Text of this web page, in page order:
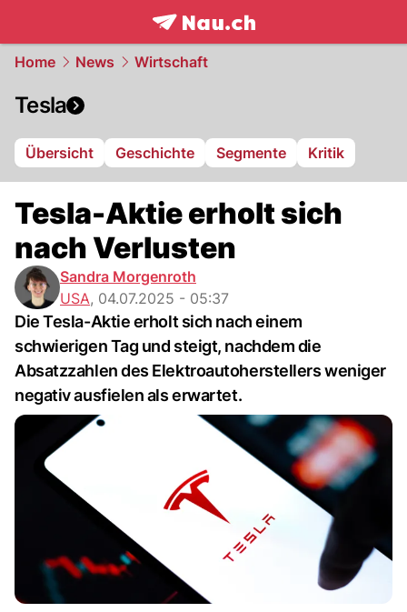
frontpage.NAU.ch
Home News Wirtschaft
Tesla
Übersicht Geschichte Segmente Kritik
Tesla-Aktie erholt sich
nach Verlusten
Sandra Morgenroth
USA, 04.07.2025 - 05:37
Die Tesla-Aktie erholt sich nach einem
schwierigen Tag und steigt, nachdem die
Absatzzahlen des Elektroautoherstellers weniger
negativ ausfielen als erwartet.